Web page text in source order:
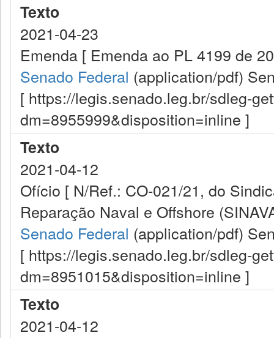
Texto
2021-04-23
Emenda [ Emenda ao PL 4199 de
Senado Federal (application/pdf)
[ https://legis.senado.leg.br/sdleg-
dm=8955999&disposition=inline ]
Texto
2021-04-12
Ofício [ N/Ref.: CO-021/21, do
Reparação Naval e Offshore
Senado Federal (application/pdf)
[ https://legis.senado.leg.br/sdleg-
dm=8951015&disposition=inline ]
Texto
2021-04-12